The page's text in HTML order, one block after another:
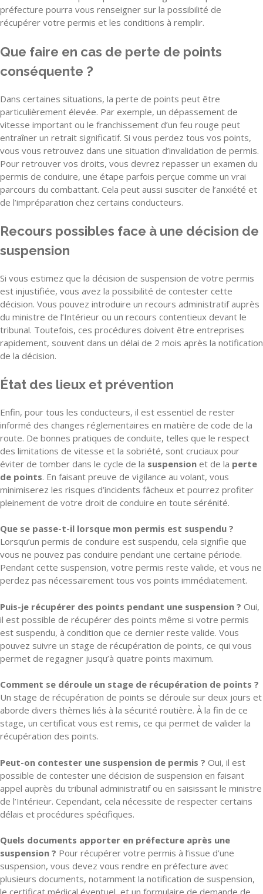
préfecture pourra vous renseigner sur la possibilité de
récupérer votre permis et les conditions à remplir.
Que faire en cas de perte de points
conséquente ?
Dans certaines situations, la perte de points peut être
particulièrement élevée. Par exemple, un dépassement de
vitesse important ou le franchissement d’un feu rouge peut
entraîner un retrait significatif. Si vous perdez tous vos points,
vous vous retrouvez dans une situation d’invalidation de permis.
Pour retrouver vos droits, vous devrez repasser un examen du
permis de conduire, une étape parfois perçue comme un vrai
parcours du combattant. Cela peut aussi susciter de l’anxiété et
de l’impréparation chez certains conducteurs.
Recours possibles face à une décision de
suspension
Si vous estimez que la décision de suspension de votre permis
est injustifiée, vous avez la possibilité de contester cette
décision. Vous pouvez introduire un recours administratif auprès
du ministre de l’Intérieur ou un recours contentieux devant le
tribunal. Toutefois, ces procédures doivent être entreprises
rapidement, souvent dans un délai de 2 mois après la notification
de la décision.
État des lieux et prévention
Enfin, pour tous les conducteurs, il est essentiel de rester
informé des changes réglementaires en matière de code de la
route. De bonnes pratiques de conduite, telles que le respect
des limitations de vitesse et la sobriété, sont cruciaux pour
éviter de tomber dans le cycle de la suspension et de la perte
de points. En faisant preuve de vigilance au volant, vous
minimiserez les risques d’incidents fâcheux et pourrez profiter
pleinement de votre droit de conduire en toute sérénité.
Que se passe-t-il lorsque mon permis est suspendu ?
Lorsqu’un permis de conduire est suspendu, cela signifie que
vous ne pouvez pas conduire pendant une certaine période.
Pendant cette suspension, votre permis reste valide, et vous ne
perdez pas nécessairement tous vos points immédiatement.
Puis-je récupérer des points pendant une suspension ? Oui,
il est possible de récupérer des points même si votre permis
est suspendu, à condition que ce dernier reste valide. Vous
pouvez suivre un stage de récupération de points, ce qui vous
permet de regagner jusqu’à quatre points maximum.
Comment se déroule un stage de récupération de points ?
Un stage de récupération de points se déroule sur deux jours et
aborde divers thèmes liés à la sécurité routière. À la fin de ce
stage, un certificat vous est remis, ce qui permet de valider la
récupération des points.
Peut-on contester une suspension de permis ? Oui, il est
possible de contester une décision de suspension en faisant
appel auprès du tribunal administratif ou en saisissant le ministre
de l’Intérieur. Cependant, cela nécessite de respecter certains
délais et procédures spécifiques.
Quels documents apporter en préfecture après une
suspension ? Pour récupérer votre permis à l’issue d’une
suspension, vous devez vous rendre en préfecture avec
plusieurs documents, notamment la notification de suspension,